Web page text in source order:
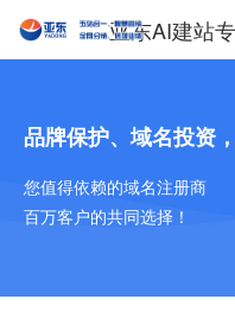
亚东AI建站
品牌保护、域名投资
您值得依赖的域名注册商
百万客户的共同选择！